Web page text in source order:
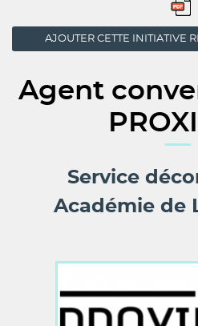
AJOUTER CETTE INITIATIVE
Agent
Service
Académie de